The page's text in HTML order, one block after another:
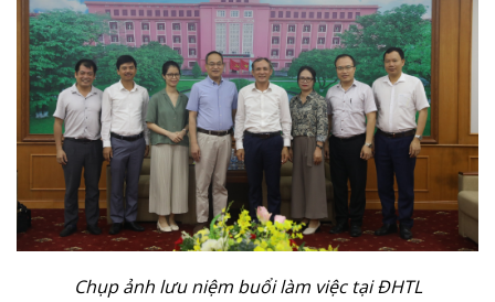
Chụp ảnh lưu niệm buổi làm việc tại ĐHTL